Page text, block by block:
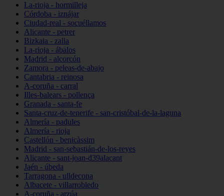
La-rioja - hormilleja
Córdoba - iznájar
Ciudad-real - socuéllamos
Alicante - petrer
Bizkaia - zalla
La-rioja - ábalos
Madrid - alcorcón
Zamora - peleas-de-abajo
Cantabria - reinosa
A-coruña - carral
Illes-balears - pollença
Granada - santa-fe
Santa-cruz-de-tenerife - san-cristóbal-de-la-laguna
Almería - padules
Almería - rioja
Castellón - benicàssim
Madrid - san-sebastián-de-los-reyes
Alicante - sant-joan-d39alacant
Jaén - úbeda
Tarragona - ulldecona
Albacete - villarrobledo
A-coruña - arzúa